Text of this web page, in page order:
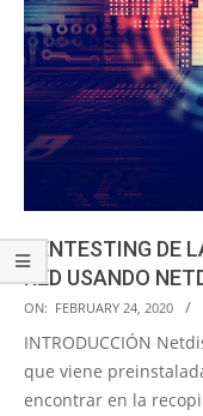
PENTESTING DE
RED USANDO
2020-
02-
24
ON: FEBRUARY 24, 2020
INTRODUCCIÓN
que viene
encontrar en la